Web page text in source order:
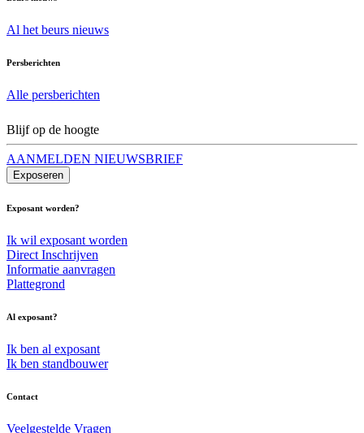
Al het beurs nieuws
Persberichten
Alle persberichten
Blijf op de hoogte
AANMELDEN NIEUWSBRIEF
Exposeren
Exposant worden?
Ik wil exposant worden
Direct Inschrijven
Informatie aanvragen
Plattegrond
Al exposant?
Ik ben al exposant
Ik ben standbouwer
Contact
Veelgestelde Vragen